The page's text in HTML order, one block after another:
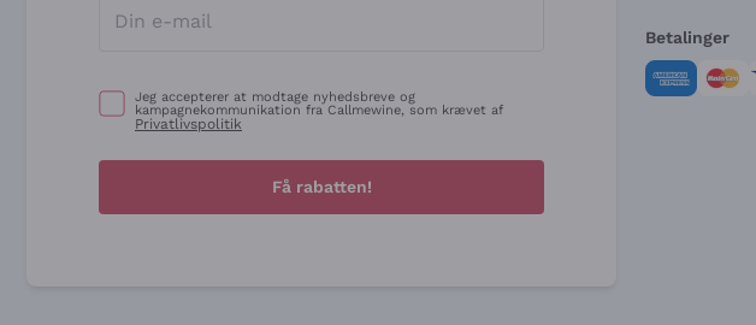
Jeg accepterer at modtage nyhedsbreve og
kampagnekommunikation fra Callmewine, som krævet af
Privatlivspolitik
Få rabatten!
Betalinger